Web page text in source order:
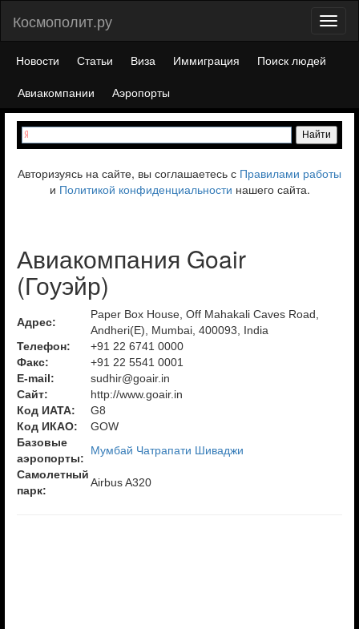
Космополит.ру
Новости Статьи Виза Иммиграция
Поиск людей
Авиакомпании
Аэропорты
Авторизуясь на сайте, вы соглашаетесь с Правилами работы
и Политикой конфиденциальности нашего сайта.
Авиакомпания Goair
(Гоуэйр)
Адрес:
Paper Box House, Off Mahakali Caves Road,
Andheri(E), Mumbai, 400093, India
Телефон:
+91 22 6741 0000
Факс:
+91 22 5541 0001
E-mail:
sudhir@goair.in
Сайт:
http://www.goair.in
Код ИАТА:
G8
Код ИКАО:
GOW
Базовые
аэропорты:
Мумбай Чатрапати Шиваджи
Самолетный
парк:
Airbus A320